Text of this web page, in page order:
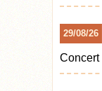
29/08/26
Concert